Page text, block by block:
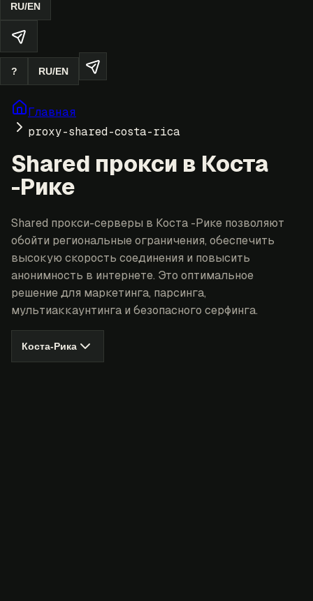
RU/EN
? RU/EN
Главная
proxy-shared-costa-rica
Shared прокси в Коста
-Рике
Shared прокси-серверы в Коста -Рике позволяют
обойти региональные ограничения, обеспечить
высокую скорость соединения и повысить
анонимность в интернете. Это оптимальное
решение для маркетинга, парсинга,
мультиаккаунтинга и безопасного серфинга.
Коста-Рика